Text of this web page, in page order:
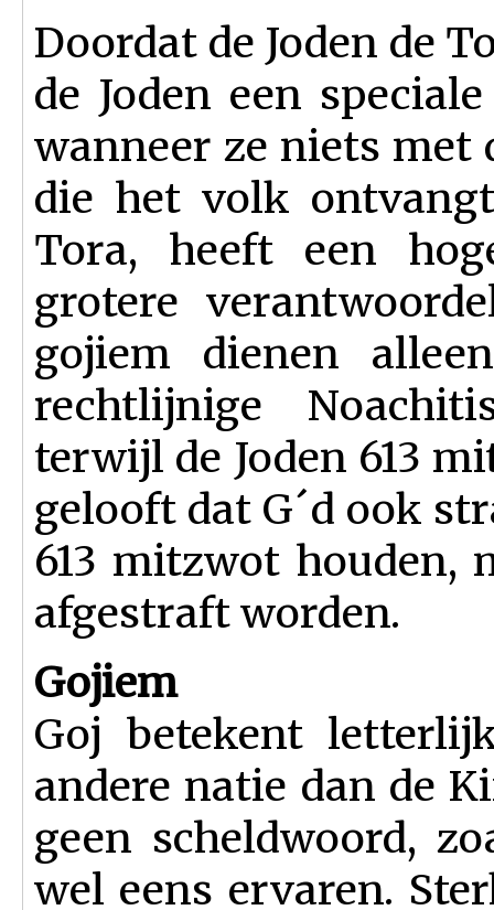
Doordat de Joden de
de Joden een
wanneer ze niets met
die het volk
Tora, heeft een
grotere
gojiem dienen
rechtlijnige
terwijl de Joden 613
gelooft dat G´d ook
613 mitzwot houden,
afgestraft worden.
Gojiem
Goj betekent
andere natie dan de
geen scheldwoord,
wel eens ervaren.